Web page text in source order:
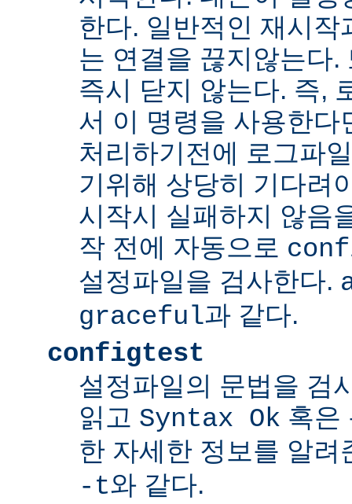
한다. 일반적인 재시작
는 연결을 끊지않는다.
즉시 닫지 않는다. 즉,
서 이 명령을 사용한다
처리하기전에 로그파
기위해 상당히 기다려
시작시 실패하지 않음
작 전에 자동으로
설정파일을 검사한다.
graceful과 같다.
configtest
설정파일의 문법을 검
읽고 Syntax Ok 혹은
한 자세한 정보를 알
-t와 같다.